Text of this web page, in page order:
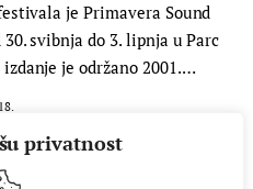
privatnost
je Primavera Sound
svibnja do 3. lipnja u Parc
je održano 2001.…